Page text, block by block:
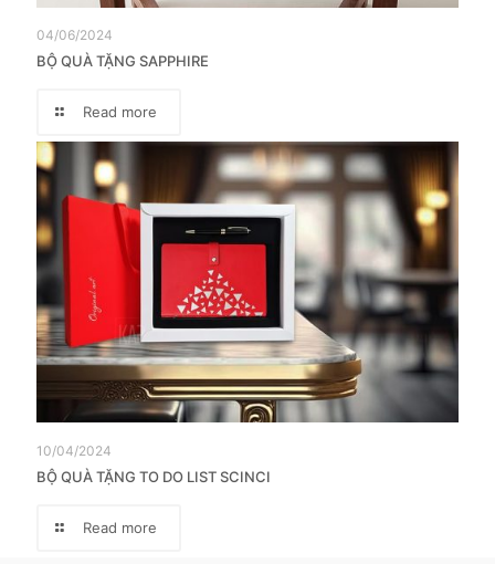
04/06/2024
BỘ QUÀ TẶNG SAPPHIRE
Read more
10/04/2024
BỘ QUÀ TẶNG TO DO LIST SCINCI
Read more